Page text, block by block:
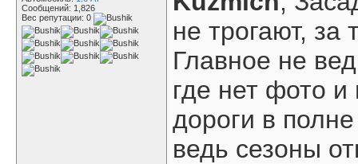
Сообщений: 1,826
Вес репутации: 0
не трогают, за
Главное не
где нет фото
дороги в
ведь сезоны